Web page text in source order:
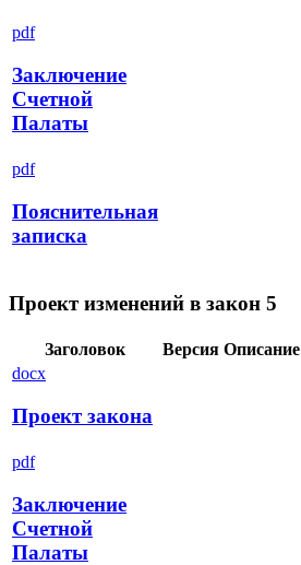
pdf
Заключение
Счетной
Палаты
pdf
Пояснительная
записка
Проект изменений в закон 5
Заголовок Версия Описание
docx
Проект закона
pdf
Заключение
Счетной
Палаты